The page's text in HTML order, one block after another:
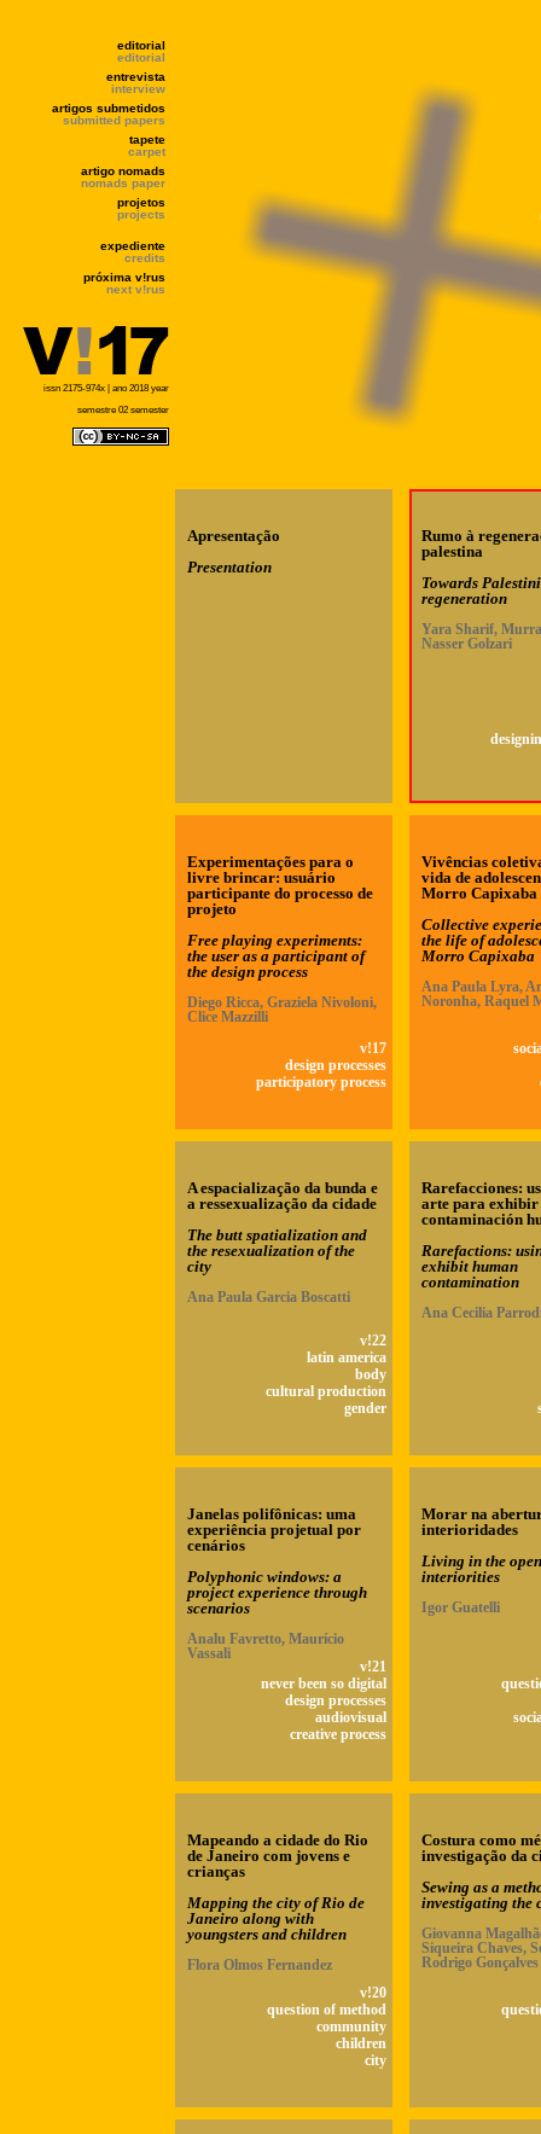
editorial
editorial
entrevista
interview
artigos submetidos
submitted papers
tapete
carpet
artigo nomads
nomads paper
projetos
projects
expediente
credits
próxima v!rus
next v!rus
issn 2175-974x | ano 2018 year
semestre 02 semester
Apresentação
Presentation
Rumo à
palestina
Towards
regeneration
Yara Sharif,
Nasser Golzari
Experimentações para o
livre brincar: usuário
participante do processo de
projeto
Free playing experiments:
the user as a participant of
the design process
Diego Ricca, Graziela Nivoloni,
Clice Mazzilli
v!17
design processes
participatory process
Vivências
vida de
Morro Capixaba
Collective
the life of
Morro Capixaba
Ana Paula Lyra,
Noronha, Raquel
A espacialização da bunda e
a ressexualização da cidade
The butt spatialization and
the resexualization of the
city
Ana Paula Garcia Boscatti
v!22
latin america
body
cultural production
gender
Rarefacciones:
arte para
contaminación
Rarefactions:
exhibit human
contamination
Ana Cecilia
Janelas polifônicas: uma
experiência projetual por
cenários
Polyphonic windows: a
project experience through
scenarios
Analu Favretto, Maurício
Vassali
v!21
never been so digital
design processes
audiovisual
creative process
Morar na
interioridades
Living in the
interiorities
Igor Guatelli
Mapeando a cidade do Rio
de Janeiro com jovens e
crianças
Mapping the city of Rio de
Janeiro along with
youngsters and children
Flora Olmos Fernandez
v!20
question of method
community
children
city
Costura como
investigação da
Sewing as a
investigating the
Giovanna
Siqueira Chaves,
Rodrigo